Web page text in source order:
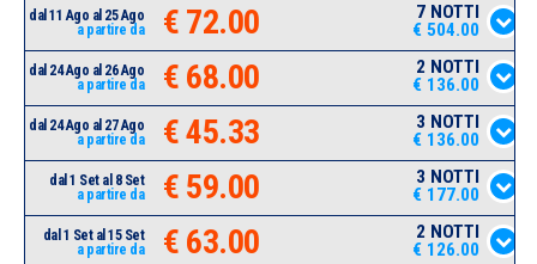
dal 11 Ago al 25 Ago
a partire da
€ 72.00
7 NOTTI
€ 504.00
dal 24 Ago al 26 Ago
a partire da
€ 68.00
2 NOTTI
€ 136.00
dal 24 Ago al 27 Ago
a partire da
€ 45.33
3 NOTTI
€ 136.00
dal 1 Set al 8 Set
a partire da
€ 59.00
3 NOTTI
€ 177.00
dal 1 Set al 15 Set
a partire da
€ 63.00
2 NOTTI
€ 126.00